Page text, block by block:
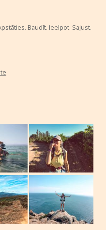
Baudīt. Ieelpot. Sajust.